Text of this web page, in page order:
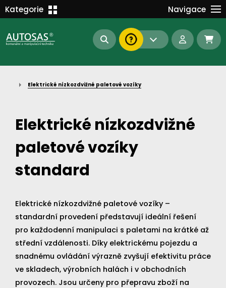
Kategorie
MANIPULAČNÍ TECHNIKA
BAGRY A MANIPULÁTORY
S-BAT ENERGY
náhradní díly
23112 185
Navigace
Kontakt
EN/DE
Elektrické nízkozdvižné paletové vozíky
Elektrické nízkozdvižné
paletové vozíky
standard
Elektrické nízkozdvižné paletové vozíky –
standardní provedení představují ideální řešení
pro každodenní manipulaci s paletami na krátké až
střední vzdálenosti. Díky elektrickému pojezdu a
snadnému ovládání výrazně zvyšují efektivitu práce
ve skladech, výrobních halách i v obchodních
provozech. Jsou určeny pro přepravu zboží na